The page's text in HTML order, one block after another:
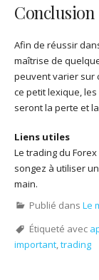
Conclusion
Afin de réussir
maîtrise de
peuvent varier sur
ce petit lexique,
seront la perte et
Liens utiles
Le trading du
songez à utiliser un
main.
Publié dans Le
Étiqueté avec
important trading